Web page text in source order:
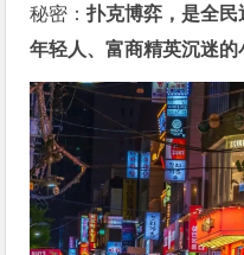
秘密：扑克博弈，是全
年轻人、富商精英沉迷的